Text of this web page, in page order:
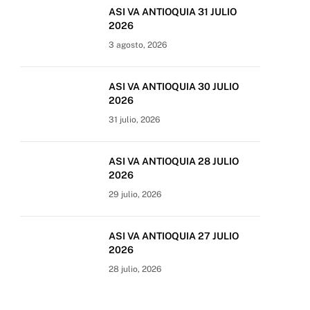
ASI VA ANTIOQUIA 31 JULIO
2026
3 agosto, 2026
ASI VA ANTIOQUIA 30 JULIO
2026
31 julio, 2026
ASI VA ANTIOQUIA 28 JULIO
2026
29 julio, 2026
ASI VA ANTIOQUIA 27 JULIO
2026
28 julio, 2026